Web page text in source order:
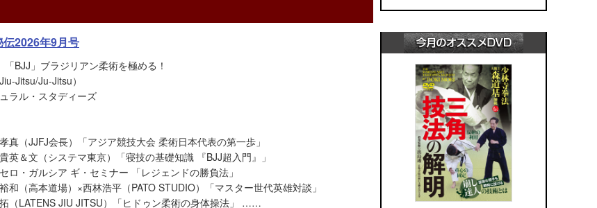
伝2026年9月号
BJJ」ブラジリアン柔術を極める！
Jitsu/Ju-Jitsu）
ラル・スタディーズ
真（JJFJ会長）「アジア競技大会 柔術日本代表の第一歩」
英＆文（システマ東京）「寝技の基礎知識 『BJJ超入門』」
ロ・ガルシア ギ・セミナー 「レジェンドの勝負法」
和（高本道場）×西林浩平（PATO STUDIO）「マスター世代英雄対談」
（LATENS JIU JITSU）「ヒドゥン柔術の身体操法」 ……